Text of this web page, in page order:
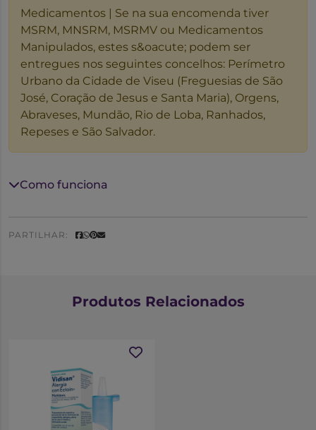
Medicamentos | Se na sua encomenda tiver
MSRM, MNSRM, MSRMV ou Medicamentos
Manipulados, estes s&oacute; podem ser
entregues nos seguintes concelhos: Perímetro
Urbano da Cidade de Viseu (Freguesias de São
José, Coração de Jesus e Santa Maria), Orgens,
Abraveses, Mundão, Rio de Loba, Ranhados,
Repeses e São Salvador.
Como funciona
PARTILHAR:
Produtos Relacionados